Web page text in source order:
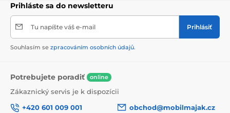
Prihláste sa do newsletteru
Tu napíšte váš e-mail Prihlásiť
Souhlasím se zpracováním osobních údajů.
Potrebujete poradiť online
Zákaznický servis je k dispozícii
+420 601 009 001
obchod@mobilmajak.cz